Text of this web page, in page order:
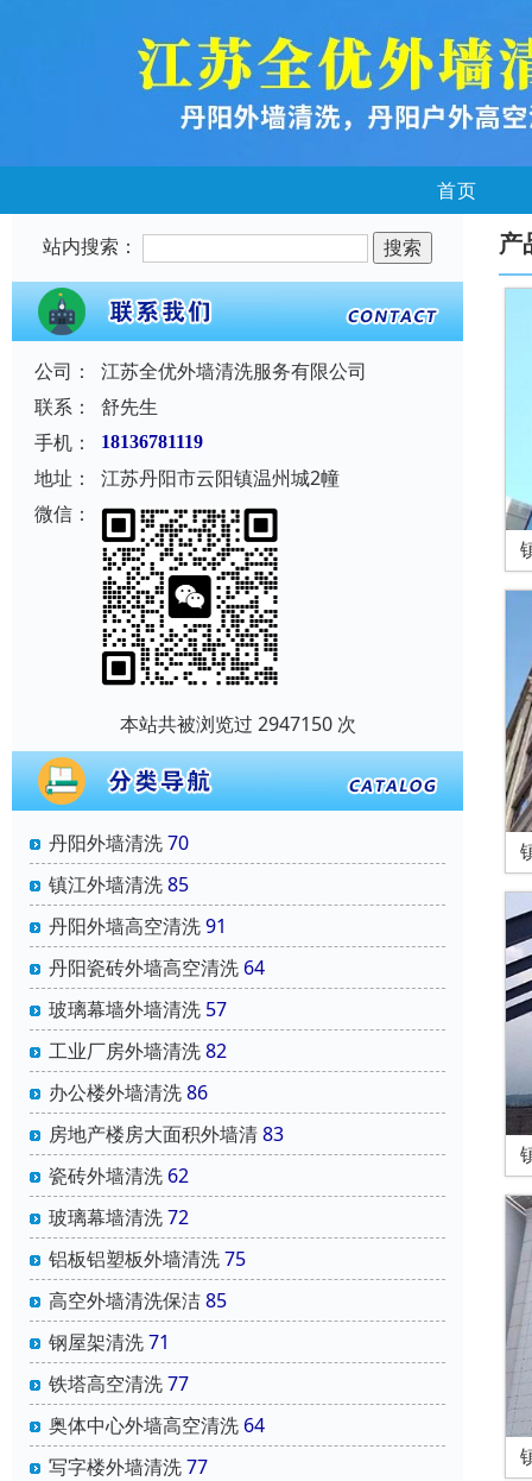
首页
站内搜索：
公司：
江苏全优外墙清洗服务有限公司
联系：
舒先生
手机：
18136781119
地址：
江苏丹阳市云阳镇温州城2幢
微信：
本站共被浏览过 2947150 次
丹阳外墙清洗70
镇江外墙清洗85
丹阳外墙高空清洗91
丹阳瓷砖外墙高空清洗 64
玻璃幕墙外墙清洗 57
工业厂房外墙清洗82
办公楼外墙清洗86
房地产楼房大面积外墙清83
瓷砖外墙清洗 62
玻璃幕墙清洗72
铝板铝塑板外墙清洗75
高空外墙清洗保洁85
钢屋架清洗71
铁塔高空清洗77
奥体中心外墙高空清洗 64
写字楼外墙清洗77
产